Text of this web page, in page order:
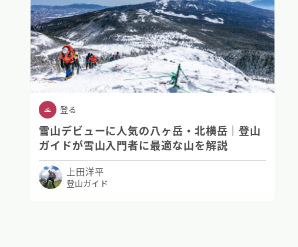
登る
雪山デビューに人気の八ヶ岳・北横岳｜登山
ガイドが雪山入門者に最適な山を解説
上田洋平
登山ガイド